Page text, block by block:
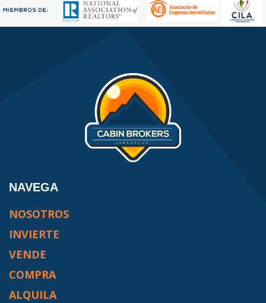
NAVEGA
NOSOTROS
INVIERTE
VENDE
COMPRA
ALQUILA